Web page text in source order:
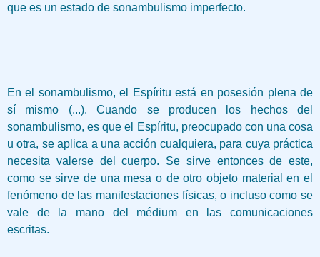
que es un estado de sonambulismo imperfecto.
En el sonambulismo, el Espíritu está en posesión plena de
sí mismo (...). Cuando se producen los hechos del
sonambulismo, es que el Espíritu, preocupado con una cosa
u otra, se aplica a una acción cualquiera, para cuya práctica
necesita valerse del cuerpo. Se sirve entonces de este,
como se sirve de una mesa o de otro objeto material en el
fenómeno de las manifestaciones físicas, o incluso como se
vale de la mano del médium en las comunicaciones
escritas.